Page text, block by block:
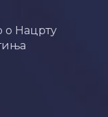
о Нацрту